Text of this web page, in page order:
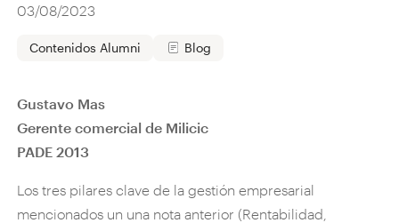
03/08/2023
Contenidos Alumni Blog
Gustavo Mas
Gerente comercial de Milicic
PADE 2013
Los tres pilares clave de la gestión empresarial
mencionados un una nota anterior (Rentabilidad,